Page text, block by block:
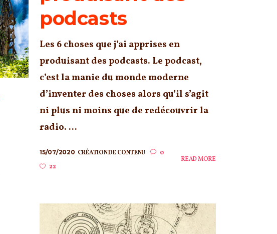
podcasts
Les 6 choses que j’ai apprises en
produisant des podcasts. Le podcast,
c’est la manie du monde moderne
d’inventer des choses alors qu’il s’agit
ni plus ni moins que de redécouvrir la
radio. ...
15/07/2020 CRÉATION DE CONTENU
0
22
READ MORE